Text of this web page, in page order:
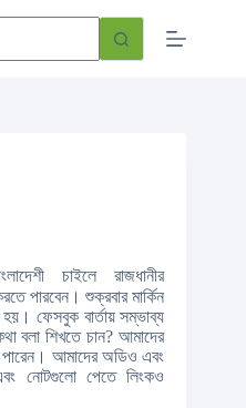
চাইলে রাজধানীর
পারবেন। শুক্রবার মার্কিন
ফেসবুক বার্তায় সম্ভাব্য
বলা শিখতে চান? আমাদের
পারেন। আমাদের অডিও এবং
নোটগুলো পেতে লিংকও